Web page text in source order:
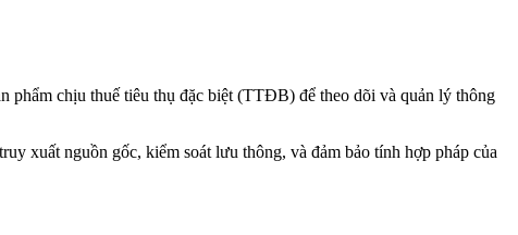
phẩm chịu thuế tiêu thụ đặc biệt (TTĐB) để theo dõi và quản lý thông
xuất nguồn gốc, kiểm soát lưu thông, và đảm bảo tính hợp pháp của